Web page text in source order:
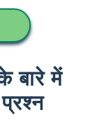
बारे में